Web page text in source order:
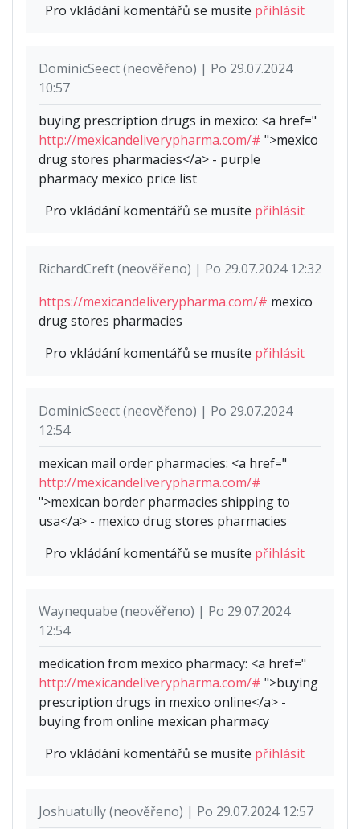
Pro vkládání komentářů se musíte přihlásit
DominicSeect (neověřeno) | Po 29.07.2024
10:57
buying prescription drugs in mexico: <a href="
http://mexicandeliverypharma.com/# ">mexico
drug stores pharmacies</a> - purple
pharmacy mexico price list
Pro vkládání komentářů se musíte přihlásit
RichardCreft (neověřeno) | Po 29.07.2024 12:32
https://mexicandeliverypharma.com/# mexico
drug stores pharmacies
Pro vkládání komentářů se musíte přihlásit
DominicSeect (neověřeno) | Po 29.07.2024
12:54
mexican mail order pharmacies: <a href="
http://mexicandeliverypharma.com/#
">mexican border pharmacies shipping to
usa</a> - mexico drug stores pharmacies
Pro vkládání komentářů se musíte přihlásit
Waynequabe (neověřeno) | Po 29.07.2024
12:54
medication from mexico pharmacy: <a href="
http://mexicandeliverypharma.com/# ">buying
prescription drugs in mexico online</a> -
buying from online mexican pharmacy
Pro vkládání komentářů se musíte přihlásit
Joshuatully (neověřeno) | Po 29.07.2024 12:57